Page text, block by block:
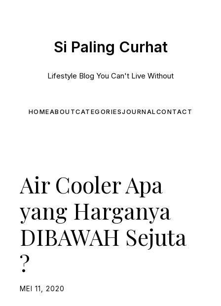
Si Paling Curhat
Lifestyle Blog You Can't Live Without
HOMEABOUTCATEGORIESJOURNALCONTACT
Air Cooler Apa
yang Harganya
DIBAWAH Sejuta
?
MEI 11, 2020